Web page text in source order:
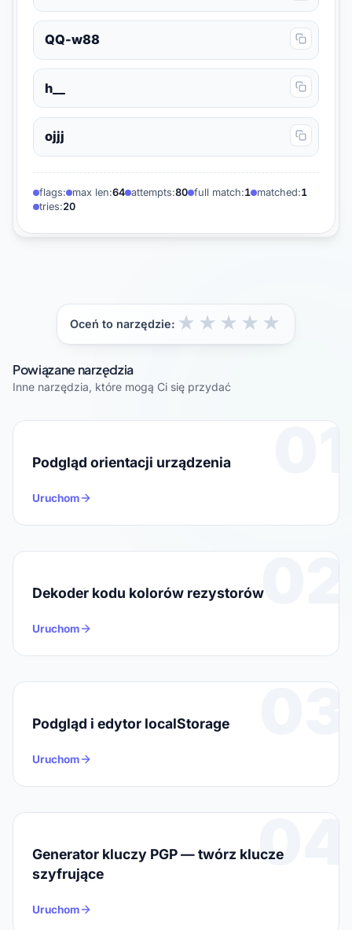
QQ-w88
h__
ojjj
flags: max len:64 attempts:80 full match:1 matched:1
tries:20
Oceń to narzędzie: ★
★
★
★
★
Powiązane narzędzia
Inne narzędzia, które mogą Ci się przydać
01
Podgląd orientacji urządzenia
Uruchom
02
Dekoder kodu kolorów rezystorów
Uruchom
03
Podgląd i edytor localStorage
Uruchom
04
Generator kluczy PGP — twórz klucze
szyfrujące
Uruchom